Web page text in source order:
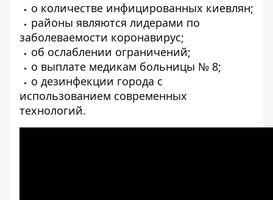
о количестве инфицированных киевлян;
районы являются лидерами по
заболеваемости коронавирус;
об ослаблении ограничений;
о выплате медикам больницы № 8;
о дезинфекции города с
использованием современных
технологий.